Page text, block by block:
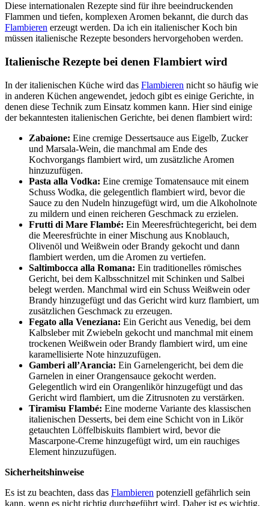
Diese internationalen Rezepte sind für ihre beeindruckenden
Flammen und tiefen, komplexen Aromen bekannt, die durch das
Flambieren erzeugt werden. Da ich ein italienischer Koch bin
müssen italienische Rezepte besonders hervorgehoben werden.
Italienische Rezepte bei denen Flambiert wird
In der italienischen Küche wird das Flambieren nicht so häufig wie
in anderen Küchen angewendet, jedoch gibt es einige Gerichte, in
denen diese Technik zum Einsatz kommen kann. Hier sind einige
der bekanntesten italienischen Gerichte, bei denen flambiert wird:
Zabaione: Eine cremige Dessertsauce aus Eigelb, Zucker
und Marsala-Wein, die manchmal am Ende des
Kochvorgangs flambiert wird, um zusätzliche Aromen
hinzuzufügen.
Pasta alla Vodka: Eine cremige Tomatensauce mit einem
Schuss Wodka, die gelegentlich flambiert wird, bevor die
Sauce zu den Nudeln hinzugefügt wird, um die Alkoholnote
zu mildern und einen reicheren Geschmack zu erzielen.
Frutti di Mare Flambé: Ein Meeresfrüchtegericht, bei dem
die Meeresfrüchte in einer Mischung aus Knoblauch,
Olivenöl und Weißwein oder Brandy gekocht und dann
flambiert werden, um die Aromen zu vertiefen.
Saltimbocca alla Romana: Ein traditionelles römisches
Gericht, bei dem Kalbsschnitzel mit Schinken und Salbei
belegt werden. Manchmal wird ein Schuss Weißwein oder
Brandy hinzugefügt und das Gericht wird kurz flambiert, um
zusätzlichen Geschmack zu erzeugen.
Fegato alla Veneziana: Ein Gericht aus Venedig, bei dem
Kalbsleber mit Zwiebeln gekocht und manchmal mit einem
trockenen Weißwein oder Brandy flambiert wird, um eine
karamellisierte Note hinzuzufügen.
Gamberi all’Arancia: Ein Garnelengericht, bei dem die
Garnelen in einer Orangensauce gekocht werden.
Gelegentlich wird ein Orangenlikör hinzugefügt und das
Gericht wird flambiert, um die Zitrusnoten zu verstärken.
Tiramisu Flambé: Eine moderne Variante des klassischen
italienischen Desserts, bei dem eine Schicht von in Likör
getauchten Löffelbiskuits flambiert wird, bevor die
Mascarpone-Creme hinzugefügt wird, um ein rauchiges
Element hinzuzufügen.
Sicherheitshinweise
Es ist zu beachten, dass das Flambieren potenziell gefährlich sein
kann, wenn es nicht richtig durchgeführt wird. Daher ist es wichtig,